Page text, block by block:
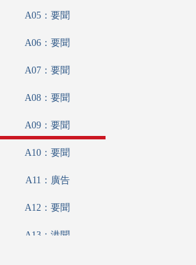
A05：要聞
A06：要聞
A07：要聞
A08：要聞
A09：要聞
A10：要聞
A11：廣告
A12：要聞
A13：港聞